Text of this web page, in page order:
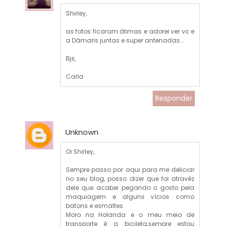
Shirley,
as fotos ficaram ótimas e adorei ver vc e
a Dâmaris juntas e super antenadas...
Bjs,
Carla
Responder
Unknown
Oi Shirley,
Sempre passo por aqui para me deliciar
no seu blog, posso dizer que foi atravéz
dele que acabei pegando o gosto pela
maquiagem e alguns vícios como
batons e esmaltes.
Moro na Holanda e o meu meio de
transporte é a bicileta,sempre estou